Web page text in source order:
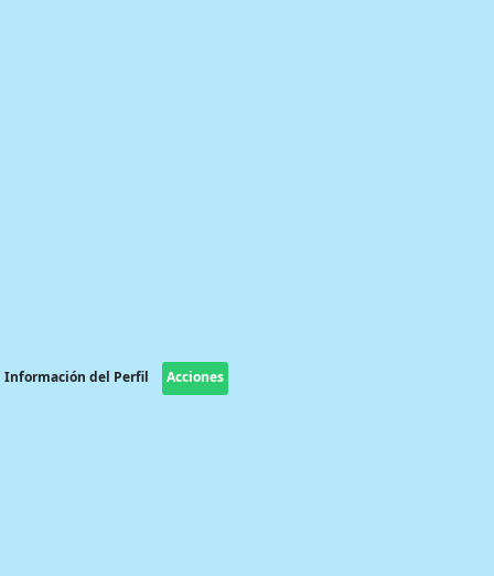
Información del Perfil Acciones